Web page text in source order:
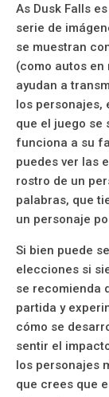
As Dusk Falls
serie de
se muestran
(como autos en
ayudan a
los personajes,
que el juego se
funciona a su
puedes ver las
rostro de un
palabras, que
un personaje
Si bien puede
elecciones si
se recomienda
partida y
cómo se
sentir el
los personajes
que crees que